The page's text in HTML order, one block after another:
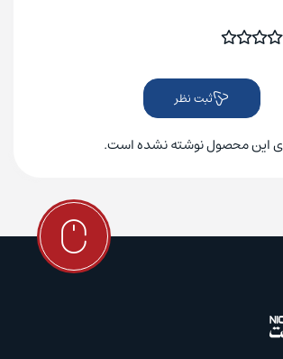
ثبت نظر
این محصول نوشته نشده است.